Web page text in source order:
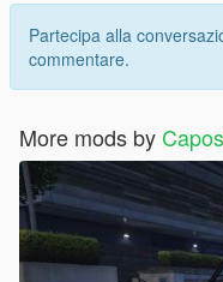
Partecipa alla
commentare.
More mods by